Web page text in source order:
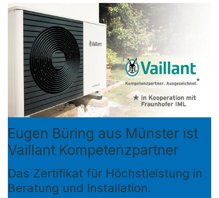
Eugen Büring aus Münster ist
Vaillant Kompetenzpartner
Das Zertifikat für Höchstleistung in
Beratung und Installation.